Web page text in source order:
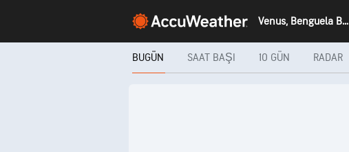
Venus, Benguela Bölgesi
BUGÜN SAAT BAŞI 10 GÜN RADAR